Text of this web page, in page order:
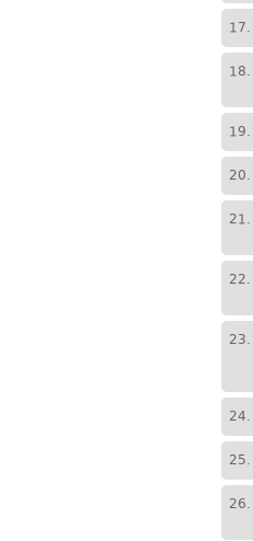
17.
18.
19.
20.
21.
22.
23.
24.
25.
26.